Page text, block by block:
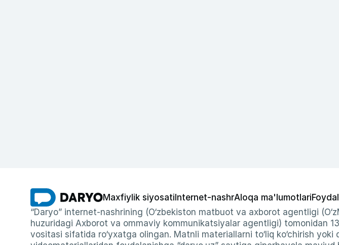
Maxfiylik siyosati Internet-nashrAloqa ma'lumotlari
“Daryo” internet-nashrining (O‘zbekiston matbuot va axborot agentligi
huzuridagi Axborot va ommaviy kommunikatsiyalar agentligi) tomonidan
vositasi sifatida ro‘yxatga olingan. Matnli materiallarni to‘liq ko‘chirish